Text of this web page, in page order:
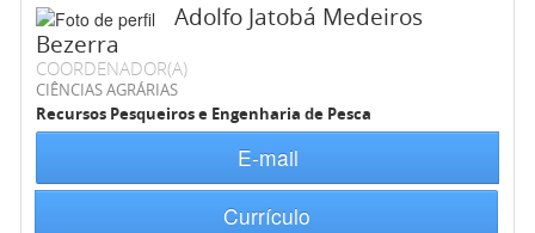
Adolfo Jatobá Medeiros
Bezerra
COORDENADOR(A)
CIÊNCIAS AGRÁRIAS
Recursos Pesqueiros e Engenharia de Pesca
E-mail
Currículo